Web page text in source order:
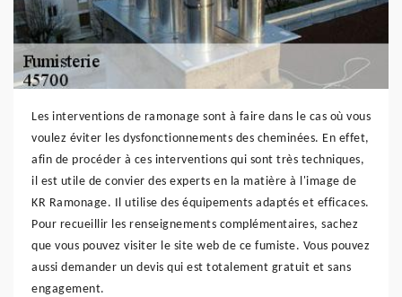
Les interventions de ramonage sont à faire dans le cas où vous
voulez éviter les dysfonctionnements des cheminées. En effet,
afin de procéder à ces interventions qui sont très techniques,
il est utile de convier des experts en la matière à l'image de
KR Ramonage. Il utilise des équipements adaptés et efficaces.
Pour recueillir les renseignements complémentaires, sachez
que vous pouvez visiter le site web de ce fumiste. Vous pouvez
aussi demander un devis qui est totalement gratuit et sans
engagement.